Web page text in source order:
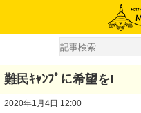
難民ｷｬﾝﾌﾟに希望を!
2020年1月4日 12:00